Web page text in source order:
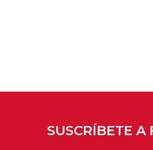
SUSCRÍBETE A